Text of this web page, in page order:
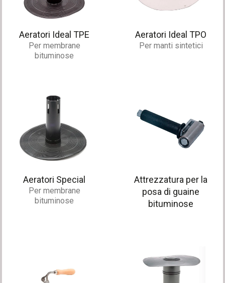
Aeratori Ideal TPE
Per membrane
bituminose
Aeratori Ideal TPO
Per manti sintetici
Aeratori Special
Per membrane
bituminose
Attrezzatura per la
posa di guaine
bituminose